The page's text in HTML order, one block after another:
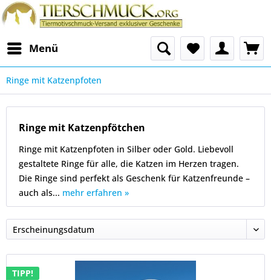
Menü
Ringe mit Katzenpfoten
Ringe mit Katzenpfötchen
Ringe mit Katzenpfoten in Silber oder Gold. Liebevoll
gestaltete Ringe für alle, die Katzen im Herzen tragen.
Die Ringe sind perfekt als Geschenk für Katzenfreunde –
auch als... mehr erfahren »
TIPP!